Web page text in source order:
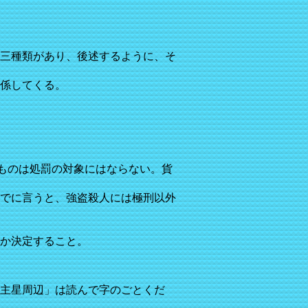
種類があり、後述するように、そ
してくる。
のは処罰の対象にはならない。貨
に言うと、強盗殺人には極刑以外
決定すること。
星周辺」は読んで字のごとくだ